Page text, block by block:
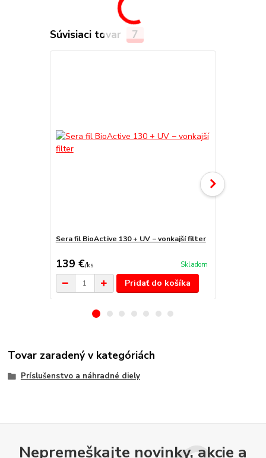
Súvisiaci tovar 7
Sera fil BioActive 130 + UV − vonkajší filter
139 €/ks Skladom
Pridať do košíka
Tovar zaradený v kategóriách
Príslušenstvo a náhradné diely
Nepremeškajte novinky, akcie a